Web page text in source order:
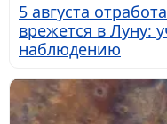
5 августа
врежется в Луну:
наблюдению